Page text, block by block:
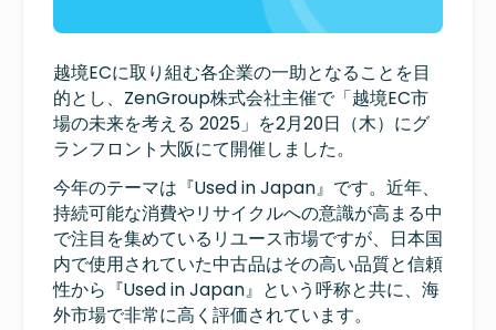
越境ECに取り組む各企業の一助となることを目
的とし、 ZenGroup株式会社主催で「越境EC市
場の未来を考える 2025」を2月20日（木） にグ
ランフロント大阪にて開催しました。
今年のテーマは『Used in Japan』です。近年、
持続可能な消費やリサイクルへの意識が高まる中
で注目を集めているリユース市場ですが、日本国
内で使用されていた中古品はその高い品質と信頼
性から『Used in Japan』という呼称と共に、海
外市場で非常に高く評価されています。